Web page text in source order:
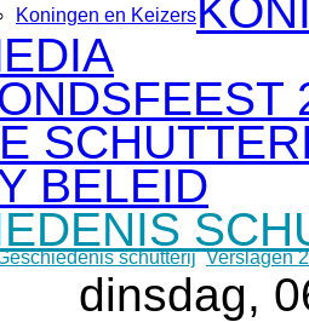
Koningen en Keizers
BELEID
schutterij Verslagen
dinsdag,